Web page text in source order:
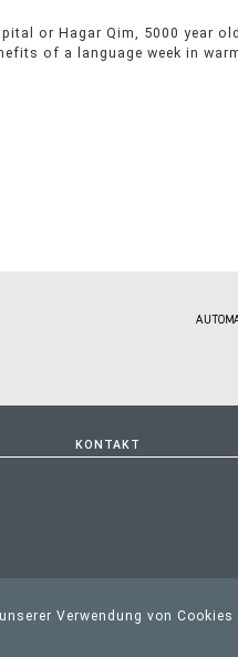
of a language week in
KONTAKT
Verwendung von Cookies